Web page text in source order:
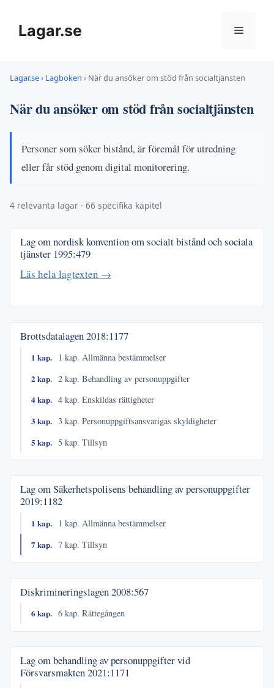
innehållLagar.se Meny
Lagar.se› Lagboken › När du ansöker om stöd från socialtjänsten
När du ansöker om stöd från socialtjänsten
Personer som söker bistånd, är föremål för utredning
eller får stöd genom digital monitorering.
4 relevanta lagar · 66 specifika kapitel
Lag om nordisk konvention om socialt bistånd och sociala
tjänster 1995:479
Läs hela lagtexten →
Brottsdatalagen2018:1177
1 kap.
1 kap. Allmänna bestämmelser
2 kap. 2 kap. Behandling av personuppgifter
4 kap. 4 kap. Enskildas rättigheter
3 kap. 3 kap. Personuppgiftsansvarigas skyldigheter
5 kap. 5 kap. Tillsyn
Lag om Säkerhetspolisens behandling av personuppgifter
2019:1182
1 kap.
1 kap. Allmänna bestämmelser
7 kap. 7 kap. Tillsyn
Diskrimineringslagen2008:567
6 kap. 6 kap. Rättegången
Lag om behandling av personuppgifter vid
Försvarsmakten2021:1171